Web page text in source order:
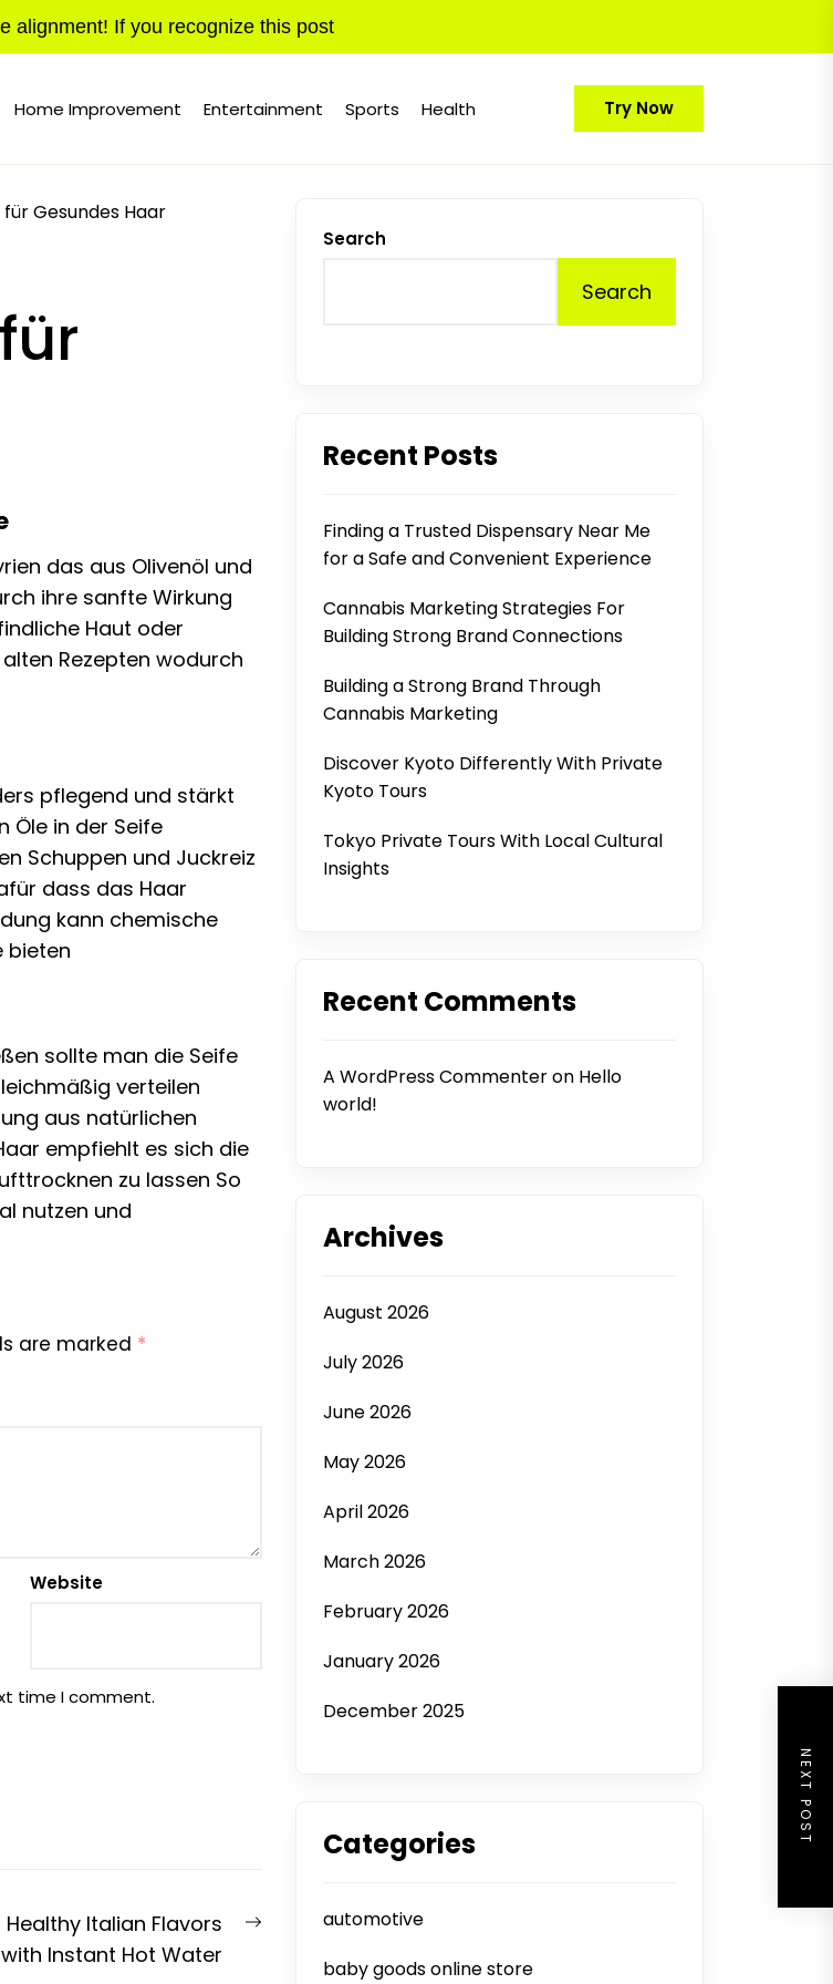
alignment! If you recognize this post
Home Improvement Entertainment Sports Health Try Now
Gesundes Haar
das aus Olivenöl und
ihre sanfte Wirkung
Haut oder
Rezepten wodurch
pflegend und stärkt
Öle in der Seife
Schuppen und Juckreiz
dass das Haar
kann chemische
bieten
sollte man die Seife
verteilen
aus natürlichen
empfiehlt es sich die
zu lassen So
nutzen und
are marked *
Website
time I comment.
NEXT POST
Next
Italian Flavors
with Instant Hot Water
Search
Search
Recent Posts
Finding a Trusted Dispensary Near Me
for a Safe and Convenient Experience
Cannabis Marketing Strategies For
Building Strong Brand Connections
Building a Strong Brand Through
Cannabis Marketing
Discover Kyoto Differently With Private
Kyoto Tours
Tokyo Private Tours With Local Cultural
Insights
Recent Comments
A WordPress Commenteron Hello
world!
Archives
August 2026
July 2026
June 2026
May 2026
April 2026
March 2026
February 2026
January 2026
December 2025
Categories
automotive
baby goods online store